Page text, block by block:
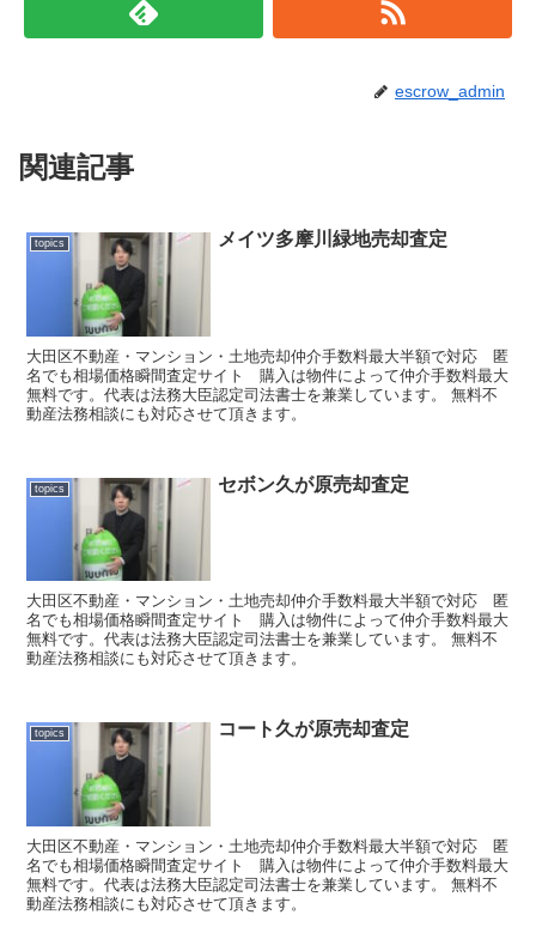
escrow_admin
関連記事
topics メイツ多摩川緑地売却査定
大田区不動産・マンション・土地売却仲介手数料最大半額で対応 匿
名でも相場価格瞬間査定サイト 購入は物件によって仲介手数料最大
無料です。代表は法務大臣認定司法書士を兼業しています。 無料不
動産法務相談にも対応させて頂きます。
topics セボン久が原売却査定
大田区不動産・マンション・土地売却仲介手数料最大半額で対応 匿
名でも相場価格瞬間査定サイト 購入は物件によって仲介手数料最大
無料です。代表は法務大臣認定司法書士を兼業しています。 無料不
動産法務相談にも対応させて頂きます。
topics コート久が原売却査定
大田区不動産・マンション・土地売却仲介手数料最大半額で対応 匿
名でも相場価格瞬間査定サイト 購入は物件によって仲介手数料最大
無料です。代表は法務大臣認定司法書士を兼業しています。 無料不
動産法務相談にも対応させて頂きます。